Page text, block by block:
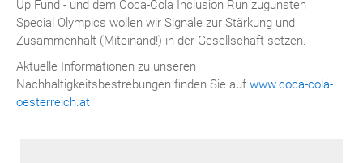
Up Fund - und dem Coca-Cola Inclusion Run zugunsten
Special Olympics wollen wir Signale zur Stärkung und
Zusammenhalt (Miteinand!) in der Gesellschaft setzen.
Aktuelle Informationen zu unseren
Nachhaltigkeitsbestrebungen finden Sie auf www.coca-cola-
oesterreich.at